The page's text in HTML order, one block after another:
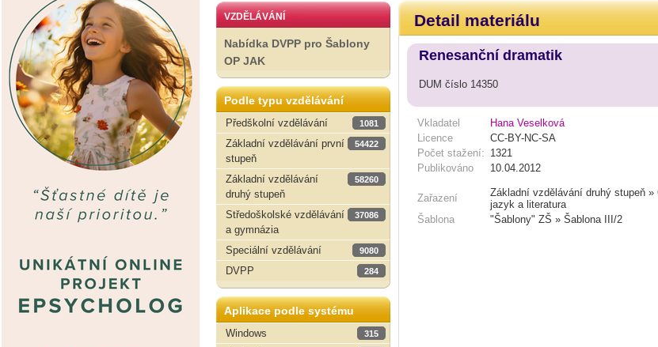
VZDĚLÁVÁNÍ
Nabídka DVPP pro Šablony
OP JAK
Podle typu vzdělávání
Předškolní vzdělávání
1081
Základní vzdělávání první
stupeň
54422
Základní vzdělávání
druhý stupeň
58260
Středoškolské vzdělávání
a gymnázia
37086
Speciální vzdělávání 9080
DVPP 284
Aplikace podle systému
Windows
315
Detail materiálu
Renesanční dramatik
DUM číslo 14350
Vkladatel
Hana Veselková
Licence
CC-BY-NC-SA
Počet stažení: 1321
Publikováno
10.04.2012
Zařazení
Základní vzdělávání druhý stupeň »
jazyk a literatura
Šablona
"Šablony" ZŠ » Šablona III/2